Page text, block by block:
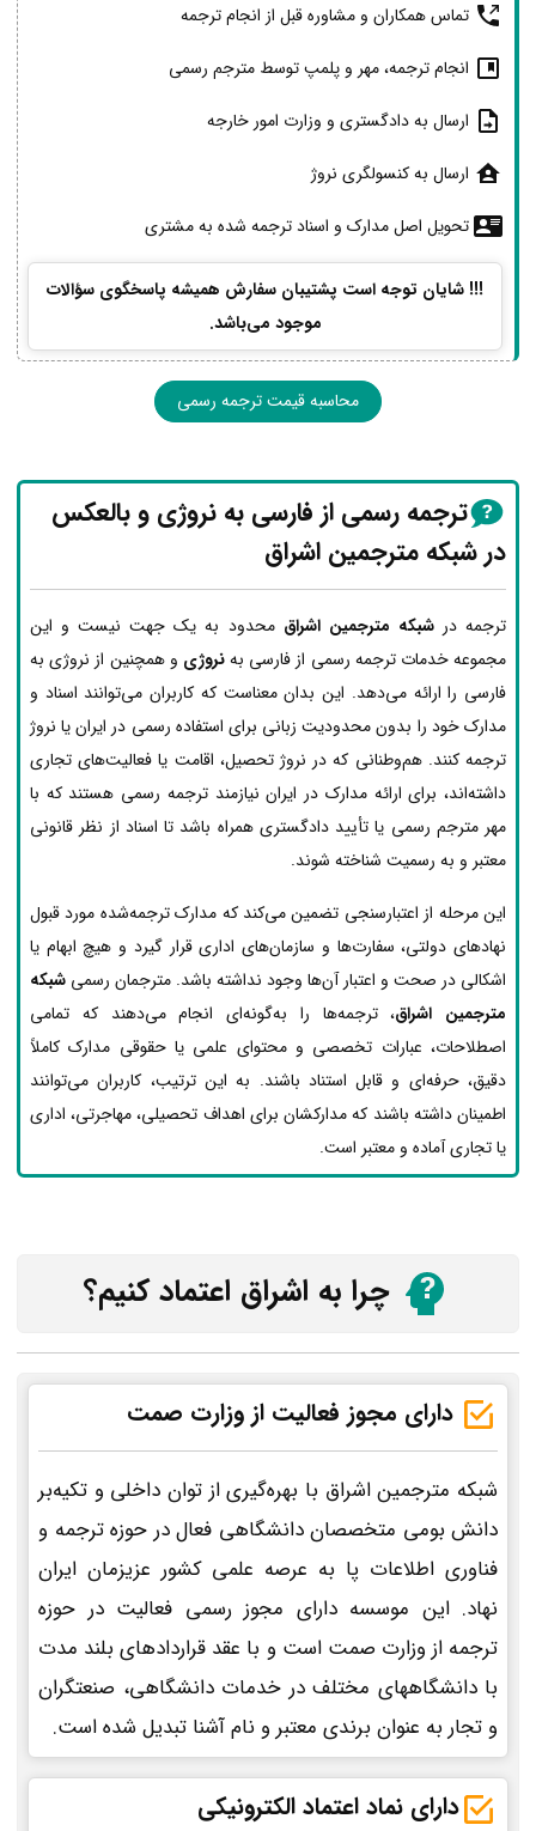
تماس همکاران و مشاوره قبل از انجام ترجمه
انجام ترجمه، مهر و پلمپ توسط مترجم رسمی
ارسال به دادگستری و وزارت امور خارجه
ارسال به کنسولگری نروژ
تحویل اصل مدارک و اسناد ترجمه شده به مشتری
!!! شایان توجه است پشتیبان سفارش همیشه پاسخگوی سؤالات
موجود می‌باشد.
محاسبه قیمت ترجمه رسمی
ترجمه رسمی از فارسی به نروژی و بالعکس
در شبکه مترجمین اشراق
ترجمه درشبکه مترجمین اشراق محدود به یک جهت نیست و این
مجموعه خدمات ترجمه رسمی از فارسی بهنروژی و همچنین از نروژی به
فارسی را ارائه می‌دهد. این بدان معناست که کاربران می‌توانند اسناد و
مدارک خود را بدون محدودیت زبانی برای استفاده رسمی در ایران یا نروژ
ترجمه کنند. هم‌وطنانی که در نروژ تحصیل، اقامت یا فعالیت‌های تجاری
داشته‌اند، برای ارائه مدارک در ایران نیازمند ترجمه رسمی هستند که با
مهر مترجم رسمی یا تأیید دادگستری همراه باشد تا اسناد از نظر قانونی
معتبر و به رسمیت شناخته شوند.
این مرحله از اعتبارسنجی تضمین می‌کند که مدارک ترجمه‌شده مورد قبول
نهادهای دولتی، سفارت‌ها و سازمان‌های اداری قرار گیرد و هیچ ابهام یا
اشکالی در صحت و اعتبار آن‌ها وجود نداشته باشد. مترجمان رسمی شبکه
مترجمین اشراق، ترجمه‌ها را به‌گونه‌ای انجام می‌دهند که تمامی
اصطلاحات، عبارات تخصصی و محتوای علمی یا حقوقی مدارک کاملاً
دقیق، حرفه‌ای و قابل استناد باشند. به این ترتیب، کاربران می‌توانند
اطمینان داشته باشند که مدارکشان برای اهداف تحصیلی، مهاجرتی، اداری
یا تجاری آماده و معتبر است.
چرا به اشراق اعتماد کنیم؟
دارای مجوز فعالیت از وزارت صمت
شبکه مترجمین اشراق با بهره‌گیری از توان داخلی و تکیه‌بر
دانش بومی متخصصان دانشگاهی فعال در حوزه ترجمه و
فناوری اطلاعات پا به عرصه علمی کشور عزیزمان ایران
نهاد. این موسسه دارای مجوز رسمی فعالیت در حوزه
ترجمه از وزارت صمت است و با عقد قراردادهای بلند مدت
با دانشگاههای مختلف در خدمات دانشگاهی، صنعتگران
و تجار به عنوان برندی معتبر و نام آشنا تبدیل شده است.
دارای نماد اعتماد الکترونیکی